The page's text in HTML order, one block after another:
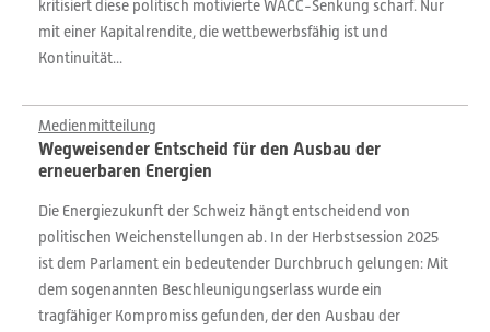
kritisiert diese politisch motivierte WACC-Senkung scharf. Nur
mit einer Kapitalrendite, die wettbewerbsfähig ist und
Kontinuität...
Medienmitteilung
Wegweisender Entscheid für den Ausbau der
erneuerbaren Energien
Die Energiezukunft der Schweiz hängt entscheidend von
politischen Weichenstellungen ab. In der Herbstsession 2025
ist dem Parlament ein bedeutender Durchbruch gelungen: Mit
dem sogenannten Beschleunigungserlass wurde ein
tragfähiger Kompromiss gefunden, der den Ausbau der